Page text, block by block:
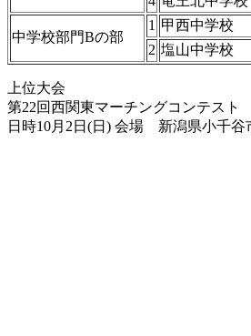
中学校部門Bの部
1 甲西中学校
2 塩山中学校
上位大会
第22回西関東マーチングコンテスト
日時10月2日(日) 会場 新潟県小千谷